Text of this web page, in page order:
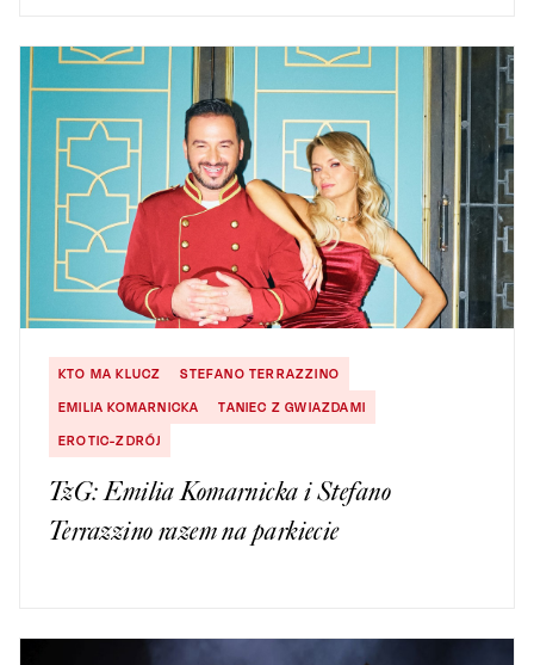
KTO MA KLUCZ
STEFANO TERRAZZINO
EMILIA KOMARNICKA
TANIEC Z GWIAZDAMI
EROTIC-ZDRÓJ
TzG: Emilia Komarnicka i Stefano
Terrazzino razem na parkiecie